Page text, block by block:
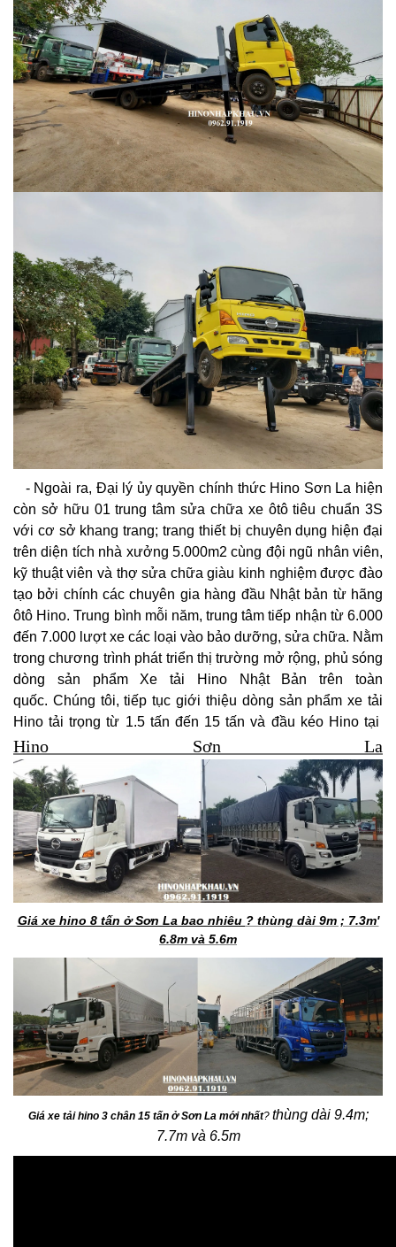
- Ngoài ra, Đại lý ủy quyền chính thức Hino Sơn La hiện
còn sở hữu 01 trung tâm sửa chữa xe ôtô tiêu chuẩn 3S
với cơ sở khang trang; trang thiết bị chuyên dụng hiện đại
trên diện tích nhà xưởng 5.000m2 cùng đội ngũ nhân viên,
kỹ thuật viên và thợ sửa chữa giàu kinh nghiệm được đào
tạo bởi chính các chuyên gia hàng đầu Nhật bản từ hãng
ôtô Hino. Trung bình mỗi năm, trung tâm tiếp nhận từ 6.000
đến 7.000 lượt xe các loại vào bảo dưỡng, sửa chữa. Nằm
trong chương trình phát triển thị trường mở rộng, phủ sóng
dòng sản phẩm Xe tải Hino Nhật Bản trên toàn
quốc. Chúng tôi, tiếp tục giới thiệu dòng sản phẩm xe tải
Hino tải trọng từ 1.5 tấn đến 15 tấn và đầu kéo Hino tại
Hino Sơn La
Giá xe hino 8 tấn ở Sơn La bao nhiêu ? thùng dài 9m ; 7.3m'
6.8m và 5.6m
Giá xe tải hino 3 chân 15 tấn ở Sơn La mới nhất? thùng dài 9.4m;
7.7m và 6.5m